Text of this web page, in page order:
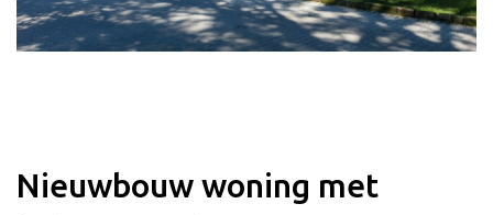
Nieuwbouw woning met